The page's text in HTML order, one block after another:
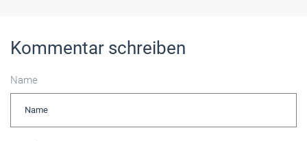
Kommentar schreiben
Name